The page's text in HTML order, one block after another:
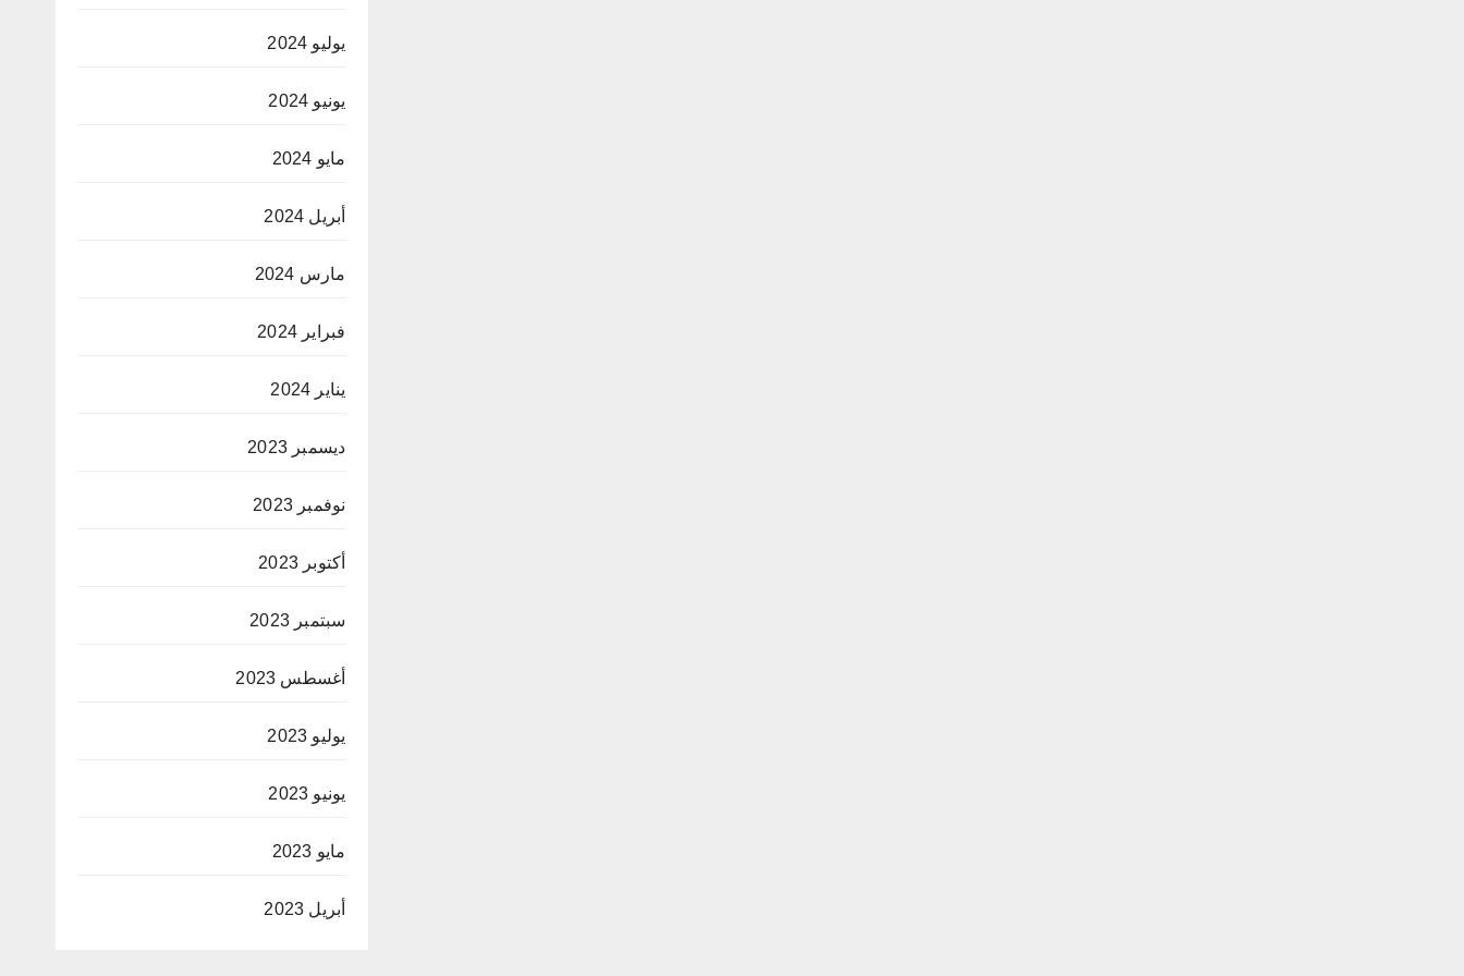
يوليو 2024
يونيو 2024
مايو 2024
أبريل 2024
مارس 2024
فبراير 2024
يناير 2024
ديسمبر 2023
نوفمبر 2023
أكتوبر 2023
سبتمبر 2023
أغسطس 2023
يوليو 2023
يونيو 2023
مايو 2023
أبريل 2023